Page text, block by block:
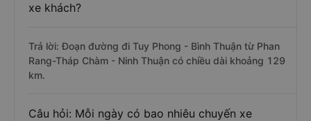
xe khách?
Trả lời: Đoạn đường đi Tuy Phong - Bình Thuận từ Phan
Rang-Tháp Chàm - Ninh Thuận có chiều dài khoảng 129
km.
Câu hỏi: Mỗi ngày có bao nhiêu chuyến xe